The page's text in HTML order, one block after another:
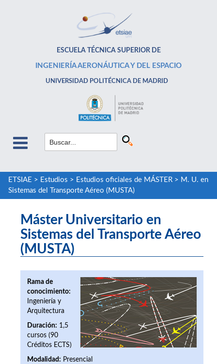
ESCUELA TÉCNICA SUPERIOR DE
INGENIERÍA AERONÁUTICA Y DEL ESPACIO
UNIVERSIDAD POLITÉCNICA DE MADRID
ETSIAE > Estudios > Estudios oficiales de MÁSTER> M. U. en
Sistemas del Transporte Aéreo (MUSTA)
Máster Universitario en
Sistemas del Transporte Aéreo
(MUSTA)
Rama de
conocimiento:
Ingeniería y
Arquitectura
Duración: 1,5
cursos (90
Créditos ECTS)
Modalidad: Presencial